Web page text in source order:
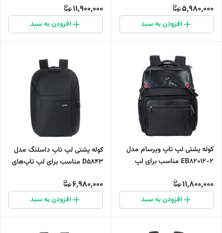
5,980,000
افزودن به سبد
11,900,000
افزودن به سبد
کوله پشتی لپ تاپ ویرسام مدل
EB82012-2 مناسب برای لپ
11,800,000
افزودن به سبد
کوله پشتی لپ تاپ داسلنگ مدل
D5843 مناسب برای لپ تاپ‌های
6,980,000
افزودن به سبد